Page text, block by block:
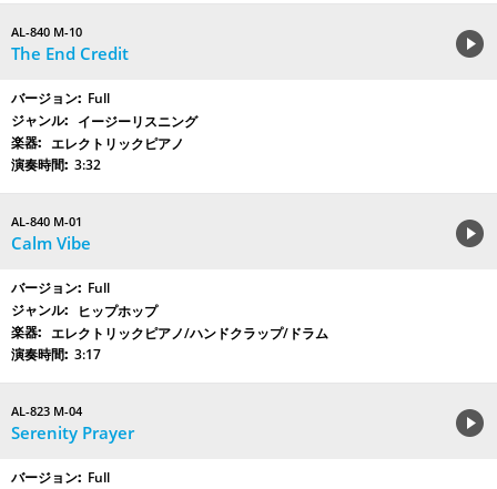
AL-840 M-10
The End Credit
Full
イージーリスニング
エレクトリックピアノ
3:32
AL-840 M-01
Calm Vibe
Full
ヒップホップ
エレクトリックピアノ/ハンドクラップ/ドラム
3:17
AL-823 M-04
Serenity Prayer
Full